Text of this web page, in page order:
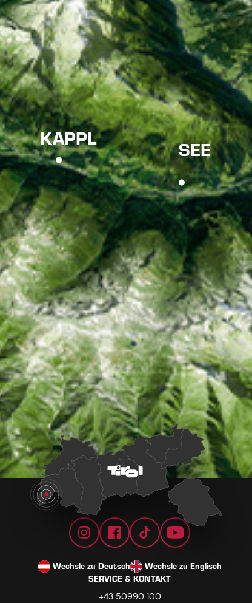
KAPPL
SEE
Wechsle zu Deutsch
Wechsle zu Englisch
SERVICE & KONTAKT
+43 50990 100